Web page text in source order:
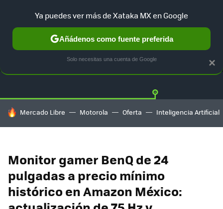
GUÍA DE COMPRAS MERCADO LIBRE
HOY SE HABLA DE
Mercado Libre Motorola Oferta Inteligencia Artificial
Monitor gamer BenQ de 24
pulgadas a precio mínimo
histórico en Amazon México:
×
Ya puedes ver más de Xataka MX en Google
Añádenos como fuente preferida
Solo necesitas una cuenta de Google